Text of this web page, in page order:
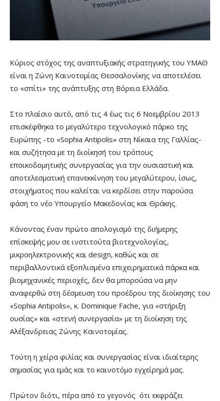
Κύριος στόχος της αναπτυξιακής στρατηγικής του ΥΜΑΘ
είναι η Ζώνη Καινοτομίας Θεσσαλονίκης να αποτελέσει
το «σπίτι» της ανάπτυξης στη Βόρεια Ελλάδα.
Στο πλαίσιο αυτό, από τις 4 έως τις 6 Νοεμβρίου 2013
επισκέφθηκα το μεγαλύτερο τεχνολογικό πάρκο της
Ευρώπης -το «Sophia Antipolis» στη Νίκαια της Γαλλίας-
και συζήτησα με τη διοίκησή του τρόπους
εποικοδομητικής συνεργασίας για την ουσιαστική και
αποτελεσματική επανεκκίνηση του μεγαλύτερου, ίσως,
στοιχήματος που καλείται να κερδίσει στην παρούσα
φάση το νέο Υπουργείο Μακεδονίας και Θράκης.
Κάνοντας έναν πρώτο απολογισμό της διήμερης
επίσκεψής μου σε ινστιτούτα βιοτεχνολογίας,
μικροηλεκτρονικής και design, καθώς και σε
περιβαλλοντικά εξοπλισμένα επιχειρηματικά πάρκα και
βιομηχανικές περιοχές, δεν θα μπορούσα να μην
αναφερθώ στη δέσμευση του προέδρου της διοίκησης του
«Sophia Antipolis», κ. Dominique Fache, για «στήριξη
ουσίας» και «στενή συνεργασία» με τη διοίκηση της
Αλέξανδρειας Ζώνης Καινοτομίας.
Τούτη η χείρα φιλίας και συνεργασίας είναι ιδιαίτερης
σημασίας για εμάς και το καινοτόμο εγχείρημά μας.
Πρώτον διότι, πέρα από το γεγονός ότι εκφράζει